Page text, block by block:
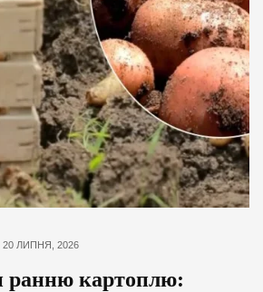
20 ЛИПНЯ, 2026
ранню картоплю: